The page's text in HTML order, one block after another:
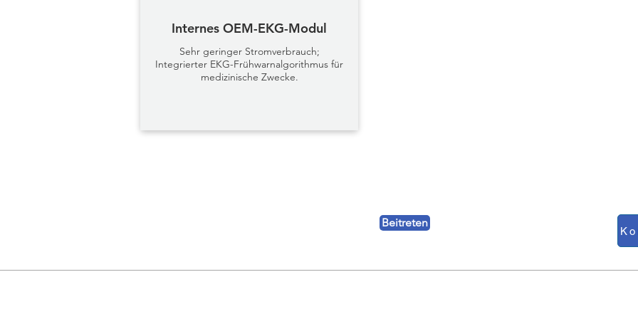
Internes OEM-EKG-Modul
Sehr geringer Stromverbrauch;
Integrierter EKG-Frühwarnalgorithmus für
medizinische Zwecke.
Beitreten